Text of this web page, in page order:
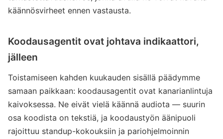
käännösvirheet ennen vastausta.
Koodausagentit ovat johtava indikaattori,
jälleen
Toistamiseen kahden kuukauden sisällä päädymme
samaan paikkaan: koodausagentit ovat kanarianlintuja
kaivoksessa. Ne eivät vielä käännä audiota — suurin
osa koodista on tekstiä, ja koodaustyön äänipuoli
rajoittuu standup-kokouksiin ja pariohjelmoinnin